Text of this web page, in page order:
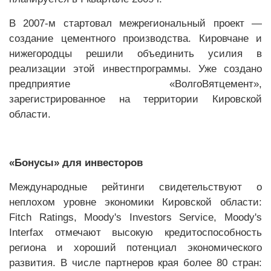
В 2007-м стартовал межрегиональный проект —
создание цементного производства. Кировчане и
нижегородцы решили объединить усилия в
реализации этой инвестпрограммы. Уже создано
предприятие «ВолгоВятцемент»,
зарегистрированное на территории Кировской
области.
«Бонусы» для инвесторов
Международные рейтинги свидетельствуют о
неплохом уровне экономики Кировской области:
Fitch Ratings, Moody's Investors Service, Moody's
Interfax отмечают высокую кредитоспособность
региона и хороший потенциал экономического
развития. В числе партнеров края более 80 стран: